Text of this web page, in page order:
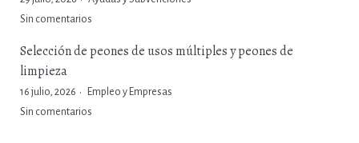
Sin comentarios
Selección de peones de usos múltiples y peones de
limpieza
16 julio, 2026
Empleo y Empresas
Sin comentarios